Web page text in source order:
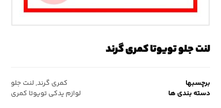
لنت جلو تویوتا کمری گرند
برچسبها کمری گرند, لنت جلو
دسته بندی ها
لوازم یدکی تویوتا کمری